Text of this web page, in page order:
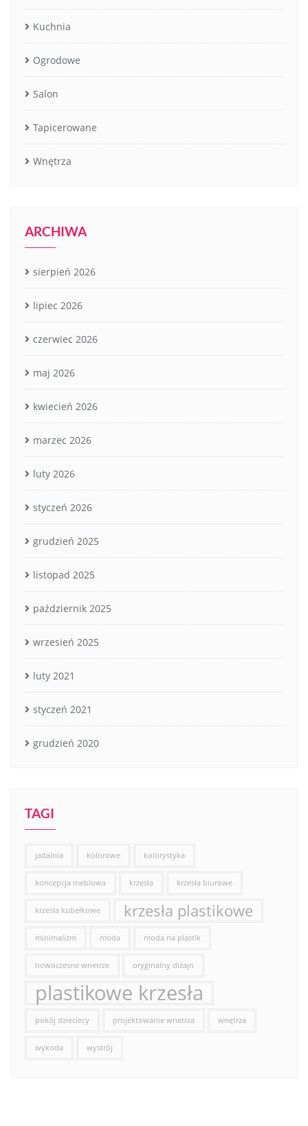
Kuchnia
Ogrodowe
Salon
Tapicerowane
Wnętrza
ARCHIWA
sierpień 2026
lipiec 2026
czerwiec 2026
maj 2026
kwiecień 2026
marzec 2026
luty 2026
styczeń 2026
grudzień 2025
listopad 2025
październik 2025
wrzesień 2025
luty 2021
styczeń 2021
grudzień 2020
TAGI
jadalnia kolorowe kolorystyka
koncepcja meblowa krzesła krzesła biurowe
krzesła kubełkowe krzesła plastikowe
minimalizm moda moda na plastik
nowoczesne wnetrze oryginalny dizajn
plastikowe krzesła
pokój dzieciecy projektowanie wnetrza wnętrza
wykoda wystrój